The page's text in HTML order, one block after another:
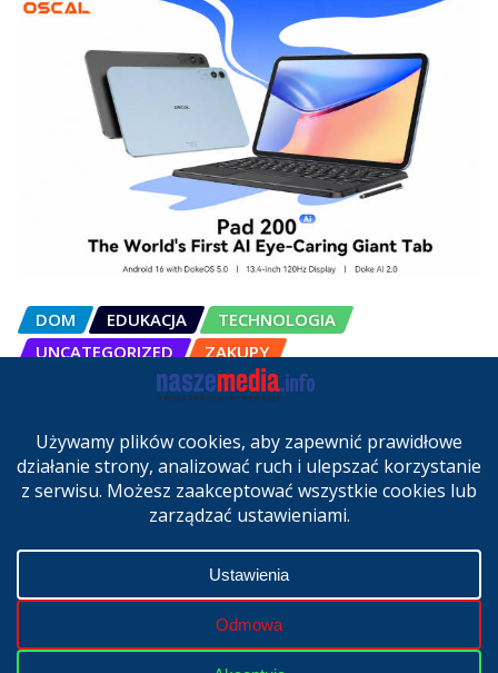
DOM EDUKACJA
TECHNOLOGIA
UNCATEGORIZED
ZAKUPY
OSCAL Pad 200 alternatywą dla
sprzedaży w Polsce
cze 27, 2026